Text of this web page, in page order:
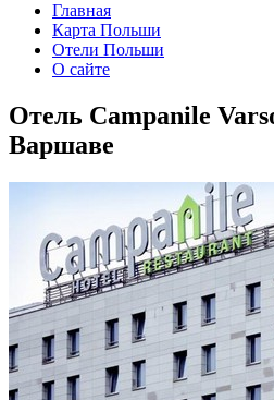
Главная
Карта Польши
Отели Польши
О сайте
Отель Campanile
Варшаве